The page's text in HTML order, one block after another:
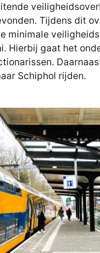
Tijdens dit
minimale
Hierbij gaat het
Schiphol rijden.